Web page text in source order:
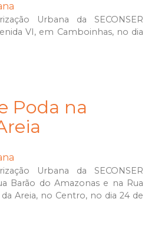
Urbana da SECONSER
VI, em Camboinhas, no dia
Poda na
Urbana da SECONSER
Barão do Amazonas e na Rua
Areia, no Centro, no dia 24 de